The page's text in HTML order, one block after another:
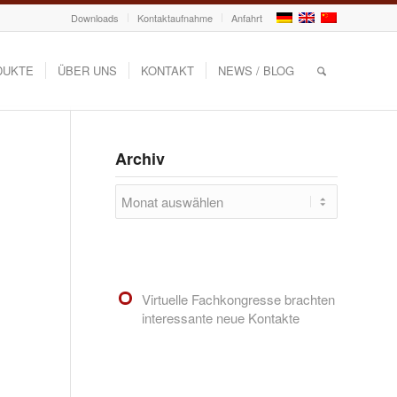
Downloads Kontaktaufnahme Anfahrt
ÜBER UNS KONTAKT NEWS / BLOG
Archiv
Virtuelle Fachkongresse brachten
interessante neue Kontakte